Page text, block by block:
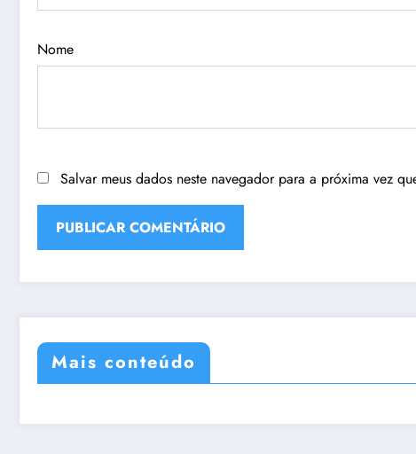
Nome
Salvar meus dados neste navegador para a próxima vez
Mais conteúdo